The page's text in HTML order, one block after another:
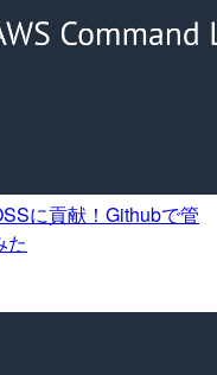
に貢献！Githubで管
た